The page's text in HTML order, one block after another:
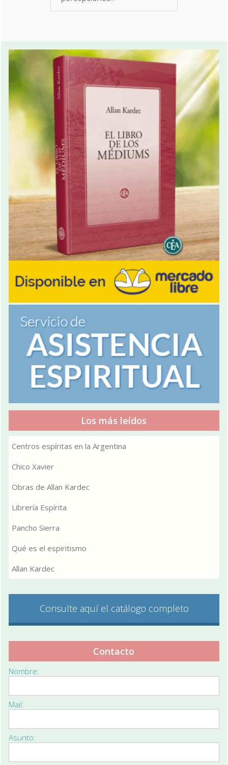
Los más leídos
Centros espíritas en la Argentina
Chico Xavier
Obras de Allan Kardec
Librería Espírita
Pancho Sierra
Qué es el espiritismo
Allan Kardec
Consulte aquí el catálogo completo
Contacto
Nombre:
Mail:
Asunto: